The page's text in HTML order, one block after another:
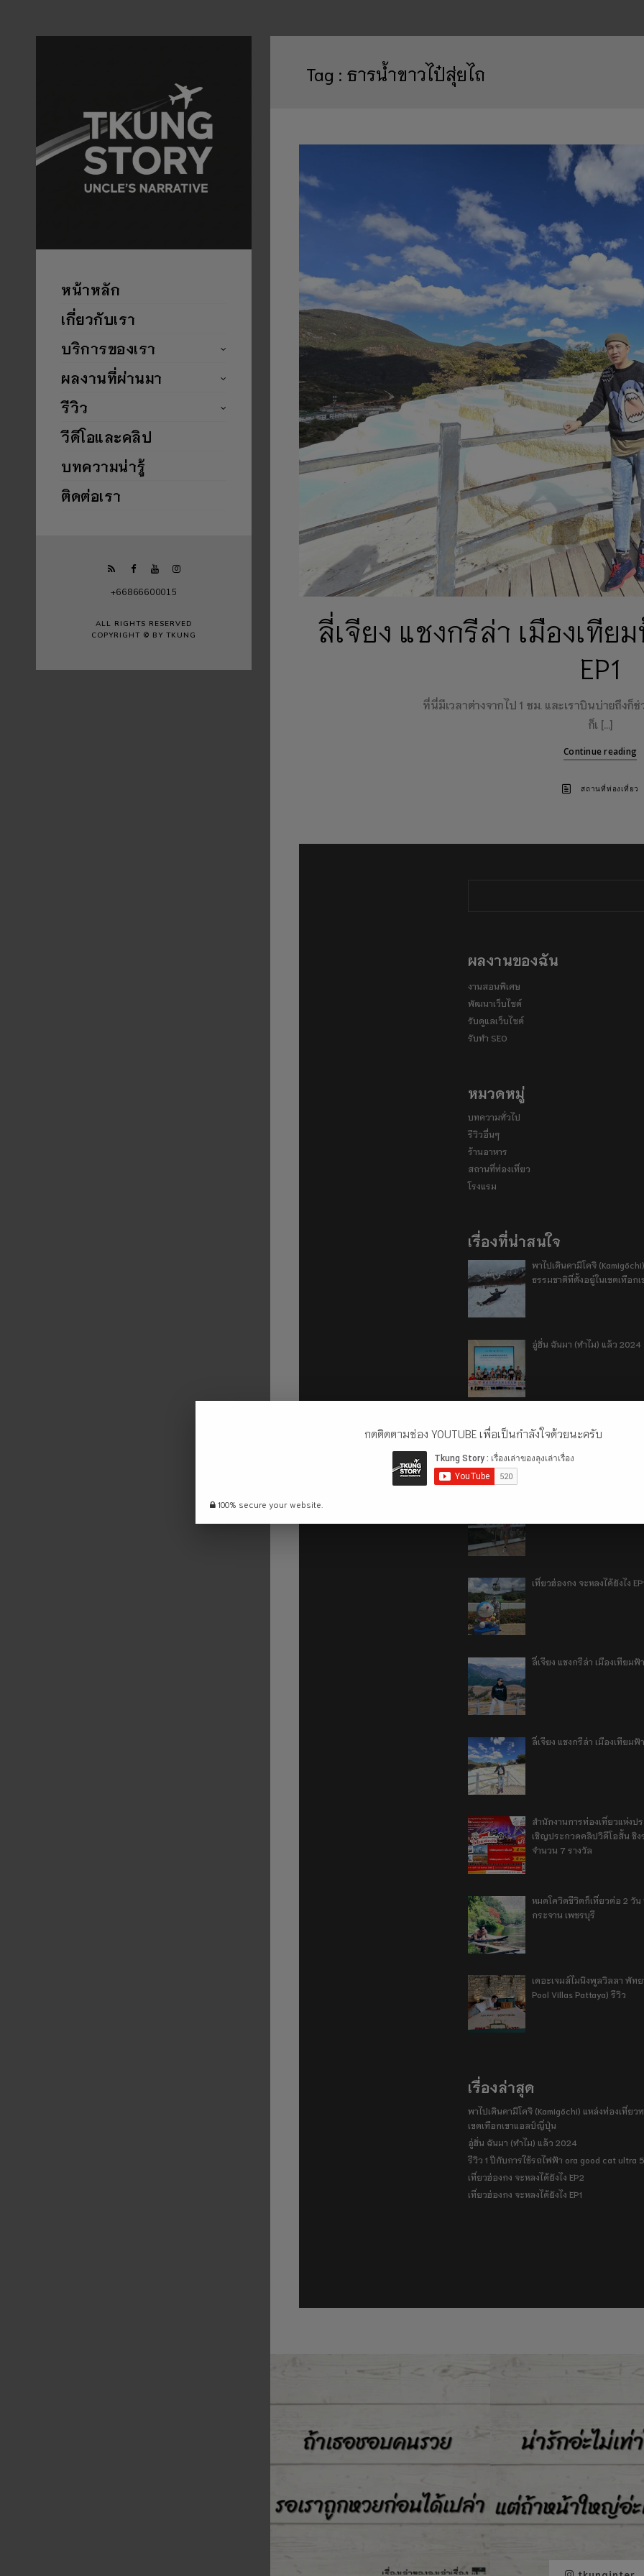
หน้าหลัก
เกี่ยวกับเรา
บริการของเรา
ผลงานที่ผ่านมา
รีวิว
วีดีโอและคลิป
บทความน่ารู้
ติดต่อเรา
+66866600015
ALL RIGHTS RESERVED
COPYRIGHT © BY TKUNG
Tag : ธารน้ำขาวไป๋สุ่ยไถ
ลี่เจียง แชงกรีล่า เมืองเทีย
EP1
ที่นี่มีเวลาต่างจากไป 1 ชม. และเราบินบ่ายถึงก็
ก็เ […]
Continue reading
สถานที่ท่องเที่ยว
ผลงานของฉัน
งานสอนพิเศษ
พัฒนาเว็บไซต์
รับดูแลเว็บไซต์
รับทำ SEO
หมวดหมู่
บทความทั่วไป
รีวิวอื่นๆ
ร้านอาหาร
สถานที่ท่องเที่ยว
โรงแรม
เรื่องที่น่าสนใจ
พาไปเดินคามิโคจิ
ธรรมชาติที่ตั้งอยู่ในเขตเทือก
อู่ฮั่น ฉันมา (ทำไม) แล้ว 2024
เที่ยวฮ่องกง จะหลงได้ยังไง
ลี่เจียง แชงกรีล่า เมืองเทียม
ลี่เจียง แชงกรีล่า เมืองเทียมฟ้
สำนักงานการท่องเที่ยวแห่งป
เชิญประกวดคลิปวิดีโอสั้น ชิง
จำนวน 7 รางวัล
หมดโควิดชีวิตก็เที่ยวต่อ 2 วัน
กระจาน เพชรบุรี
เดอะเจมส์ไมนิงพูลวิลลา พัทย
Pool Villas Pattaya) รีวิว
เรื่องล่าสุด
พาไปเดินคามิโคจิ (Kamigōchi) แหล่งท่องเที่ยว
เขตเทือกเขาแอลป์ญี่ปุ่น
อู่ฮั่น ฉันมา (ทำไม) แล้ว 2024
รีวิว 1 ปีกับการใช้รถไฟฟ้า ora good cat ultra
เที่ยวฮ่องกง จะหลงได้ยังไง EP2
เที่ยวฮ่องกง จะหลงได้ยังไง EP1
กดติดตามช่อง YOUTUBE เพื่อเป็นกำลังใจด้วยนะครับ
100% secure your website.